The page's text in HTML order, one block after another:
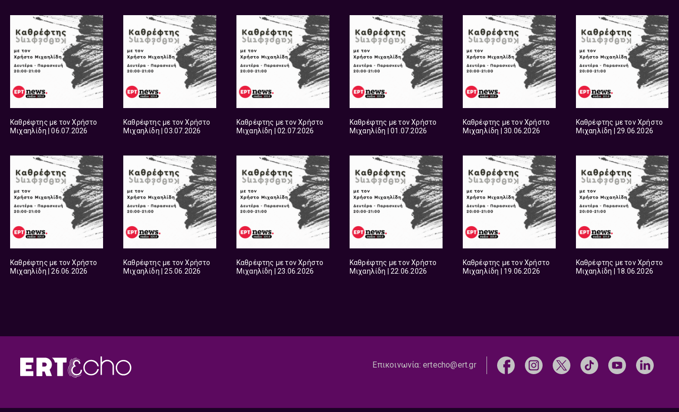
Καθρέφτης με τον Χρήστο
Μιχαηλίδη | 06.07.2026
Καθρέφτης με τον Χρήστο
Μιχαηλίδη | 03.07.2026
Καθρέφτης με τον Χρήστο
Μιχαηλίδη | 02.07.2026
Καθρέφτης με τον Χρήστο
Μιχαηλίδη | 01.07.2026
Καθρέφτης με τον Χρήστο
Μιχαηλίδη | 30.06.2026
Καθρέφτης με τον Χρήστο
Μιχαηλίδη | 29.06.2026
Καθρέφτης με τον Χρήστο
Μιχαηλίδη | 26.06.2026
Καθρέφτης με τον Χρήστο
Μιχαηλίδη | 25.06.2026
Καθρέφτης με τον Χρήστο
Μιχαηλίδη | 23.06.2026
Καθρέφτης με τον Χρήστο
Μιχαηλίδη | 22.06.2026
Καθρέφτης με τον Χρήστο
Μιχαηλίδη | 19.06.2026
Καθρέφτης με τον Χρήστο
Μιχαηλίδη | 18.06.2026
Επικοινωνία:ertecho@ert.gr